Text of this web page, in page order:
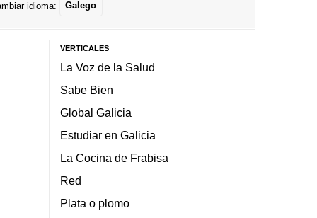
idioma: Galego
VERTICALES
La Voz de la Salud
Sabe Bien
Global Galicia
Estudiar en Galicia
La Cocina de Frabisa
Red
Plata o plomo